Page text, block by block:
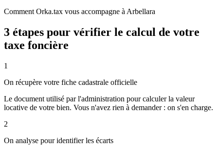
Comment Orka.tax vous accompagne à Arbellara
3 étapes pour vérifier le calcul de votre
taxe foncière
1
On récupère votre fiche cadastrale officielle
Le document utilisé par l'administration pour calculer la valeur
locative de votre bien. Vous n'avez rien à demander : on s'en charge.
2
On analyse pour identifier les écarts